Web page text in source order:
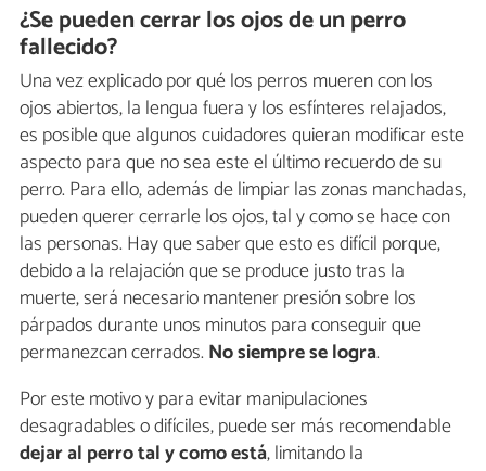
¿Se pueden cerrar los ojos de un perro
fallecido?
Una vez explicado por qué los perros mueren con los
ojos abiertos, la lengua fuera y los esfínteres relajados,
es posible que algunos cuidadores quieran modificar este
aspecto para que no sea este el último recuerdo de su
perro. Para ello, además de limpiar las zonas manchadas,
pueden querer cerrarle los ojos, tal y como se hace con
las personas. Hay que saber que esto es difícil porque,
debido a la relajación que se produce justo tras la
muerte, será necesario mantener presión sobre los
párpados durante unos minutos para conseguir que
permanezcan cerrados. No siempre se logra.
Por este motivo y para evitar manipulaciones
desagradables o difíciles, puede ser más recomendable
dejar al perro tal y como está, limitando la